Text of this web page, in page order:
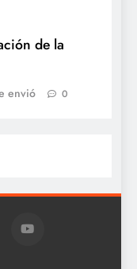
de la
envió 0